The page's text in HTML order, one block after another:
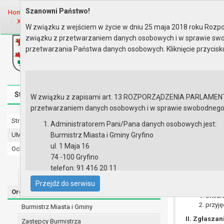
Home Organy Rada Miejska
XXXI sesja Rady - 26.02.2013
Biuletyn Informacji Publicznej
Urząd Miasta i Gminy w Gryfinie
Strona główna Mapa serwisu Aktualności
Strona główna
UMiG - telefony wewnętrzne
Ochrona danych osobowych
Urząd Miasta i Gminy w Gryfinie
Straż Miejska
Organy
Burmistrz Miasta i Gminy
Zastępcy Burmistrza
Porządek
II.
Szanowni Państwo!
W związku z wejściem w życie w dniu 25 maja 2018 roku
związku z przetwarzaniem danych osobowych i w sprawie
przetwarzania Państwa danych osobowych. Kliknięcie
W związku z zapisami art. 13 ROZPORZĄDZENIA
przetwarzaniem danych osobowych i w sprawie
Administratorem Pani/Pana danych osobowych jest:
Burmistrz Miasta i Gminy Gryfino
ul. 1 Maja 16
74 -100 Gryfino
telefon: 91 416 20 11
e-mail:
burmistrz@gryfino.pl
Dane kontaktowe Inspektora Ochrony Danych:
telefon: 91 416 20 11
e-mail:iod@gryfino.pl
Przejdź do serwisu